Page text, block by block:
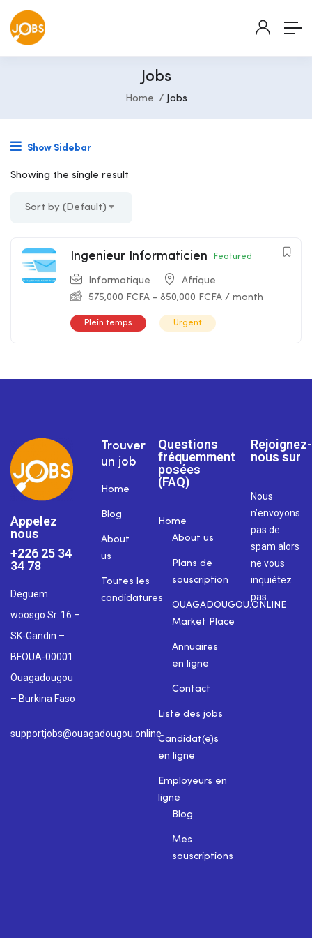
Jobs
Home Jobs
Show Sidebar
Showing the single result
Sort by (Default)
Ingenieur Informaticien Featured
Informatique
Afrique
575,000 FCFA - 850,000 FCFA / month
Plein temps Urgent
Appelez
nous
+226 25 34
34 78
Deguem
woosgo Sr. 16 –
SK-Gandin –
BFOUA-00001
Ouagadougou
– Burkina Faso
supportjobs@ouagadougou.online
Trouver
un job
Home
Blog
About
us
Toutes les
candidatures
Questions
fréquemment
posées
(FAQ)
Home
About us
Plans de
souscription
OUAGADOUGOU.ONLINE
Market Place
Annuaires
en ligne
Contact
Liste des jobs
Candidat(e)s
en ligne
Employeurs en
ligne
Blog
Mes
souscriptions
Rejoignez-
nous sur
Nous
n’envoyons
pas de
spam alors
ne vous
inquiétez
pas.